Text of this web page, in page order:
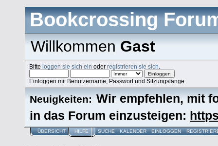
Bookcrossing
WillkommenGast
Bitteloggen sie sich ein oderregistrieren sie sich
Einloggen mit Benutzername, Passwort und Sitzungslänge
Neuigkeiten: Wir empfehlen, mit
in das Forum einzusteigen:
ÜBERSICHT HILFE SUCHE KALENDER EINLOGGEN